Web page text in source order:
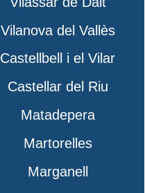
Vilanova del Vallès
Castellbell i el Vilar
Castellar del Riu
Matadepera
Martorelles
Marganell